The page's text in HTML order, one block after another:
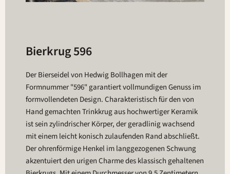
Bierkrug 596
Der Bierseidel von Hedwig Bollhagen mit der
Formnummer "596" garantiert vollmundigen Genuss im
formvollendeten Design. Charakteristisch für den von
Hand gemachten Trinkkrug aus hochwertiger Keramik
ist sein zylindrischer Körper, der geradlinig wachsend
mit einem leicht konisch zulaufenden Rand abschließt.
Der ohrenförmige Henkel im langgezogenen Schwung
akzentuiert den urigen Charme des klassisch gehaltenen